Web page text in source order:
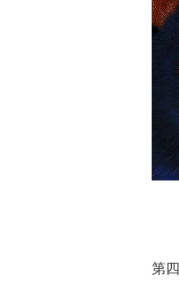
第